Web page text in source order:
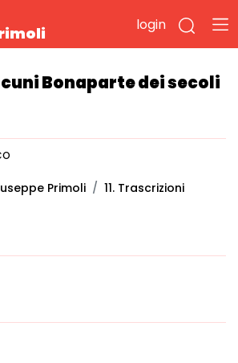
login
Bonaparte dei secoli
Primoli
11. Trascrizioni